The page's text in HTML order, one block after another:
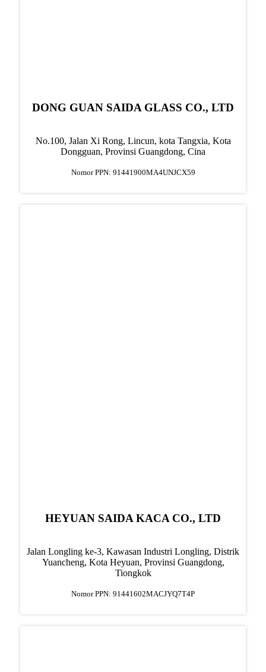
DONG GUAN SAIDA GLASS CO., LTD
No.100, Jalan Xi Rong, Lincun, kota Tangxia, Kota
Dongguan, Provinsi Guangdong, Cina
Nomor PPN: 91441900MA4UNJCX59
HEYUAN SAIDA KACA CO., LTD
Jalan Longling ke-3, Kawasan Industri Longling, Distrik
Yuancheng, Kota Heyuan, Provinsi Guangdong,
Tiongkok
Nomor PPN: 91441602MACJYQ7T4P